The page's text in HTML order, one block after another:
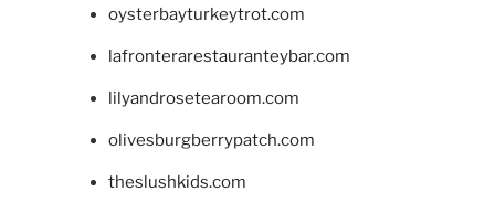
oysterbayturkeytrot.com
lafronterarestauranteybar.com
lilyandrosetearoom.com
olivesburgberrypatch.com
theslushkids.com